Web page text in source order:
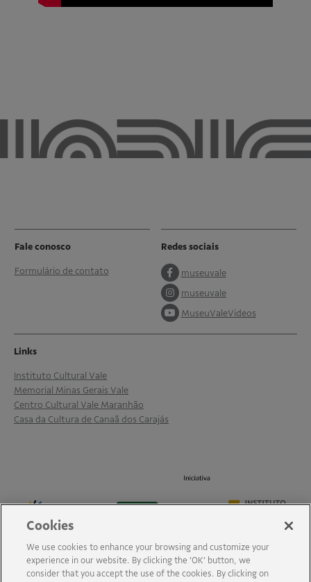
Fale conosco
Formulário de contato
Redes sociais
museuvale
museuvale
MuseuValeVideos
Links
Instituto Cultural Vale
Memorial Minas Gerais Vale
Centro Cultural Vale Maranhão
Casa da Cultura de Canaã dos Carajás
Cookies
We use cookies to enhance your browsing and customize your
experience in our website. By clicking the ‘OK’ button, we
consider that you accept the use of the cookies. By clicking on